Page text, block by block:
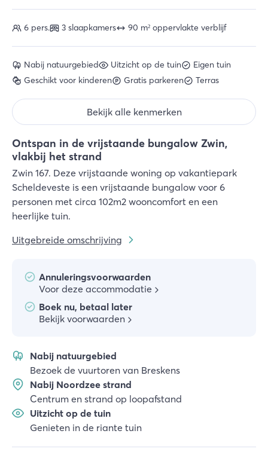
Ontspan in de vrijstaande bungalow Zwin,
vlakbij het strand
Zwin 167. Deze vrijstaande woning op vakantiepark
Scheldeveste is een vrijstaande bungalow voor 6
personen met circa 102m2 wooncomfort en een
heerlijke tuin.
Uitgebreide omschrijving
Annuleringsvoorwaarden
Voor deze accommodatie
Boek nu, betaal later
Bekijk voorwaarden
Nabij natuurgebied
Bezoek de vuurtoren van Breskens
Nabij Noordzee strand
Centrum en strand op loopafstand
Uitzicht op de tuin
Genieten in de riante tuin
Nabij natuurgebied Uitzicht op de tuin
Eigen tuin
Geschikt voor kinderen
Gratis parkeren Terras
Bekijk alle kenmerken
6 pers. 3 slaapkamers 90 m² oppervlakte verblijf